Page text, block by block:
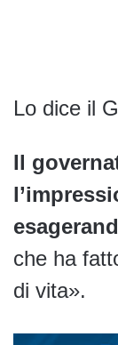
Lo dice il
Il
che ha
di vita».